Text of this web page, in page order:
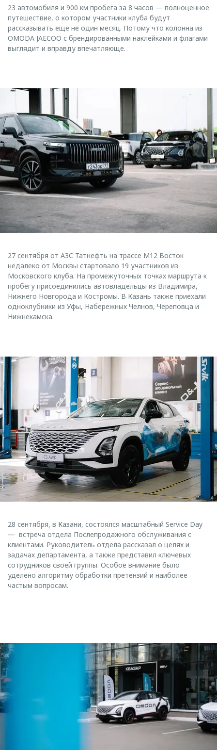
23 автомобиля и 900 км пробега за 8 часов — полноценное
путешествие, о котором участники клуба будут
рассказывать еще не один месяц. Потому что колонна из
OMODA JAECOO с брендированными наклейками и флагами
выглядит и вправду впечатляюще.
27 сентября от АЗС Татнефть на трассе М12 Восток
недалеко от Москвы стартовало 19 участников из
Московского клуба. На промежуточных точках маршрута к
пробегу присоединились автовладельцы из Владимира,
Нижнего Новгорода и Костромы. В Казань также приехали
одноклубники из Уфы, Набережных Челнов, Череповца и
Нижнекамска.
28 сентября, в Казани, состоялся масштабный Service Day
— встреча отдела Послепродажного обслуживания с
клиентами. Руководитель отдела рассказал о целях и
задачах департамента, а также представил ключевых
сотрудников своей группы. Особое внимание было
уделено алгоритму обработки претензий и наиболее
частым вопросам.